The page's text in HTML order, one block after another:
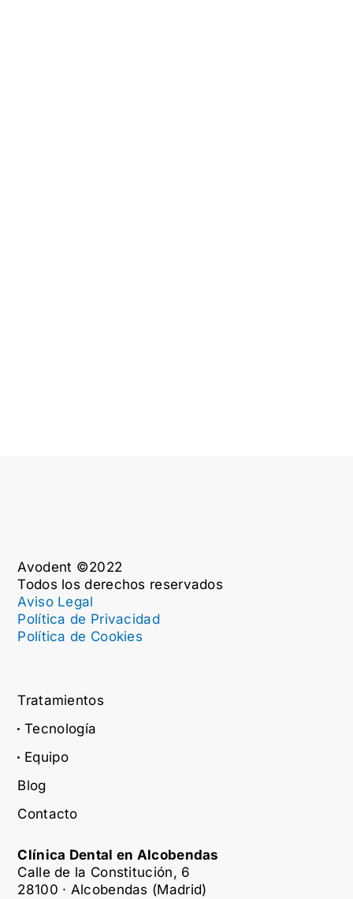
Avodent ©2022
Todos los derechos reservados
Aviso Legal
Política de Privacidad
Política de Cookies
Tratamientos
Tecnología
Equipo
Blog
Contacto
Clínica Dental en Alcobendas
Calle de la Constitución, 6
28100 · Alcobendas (Madrid)